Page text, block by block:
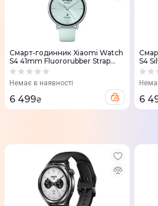
Смарт-годинник Xiaomi Watch
S4 41mm Fluororubber Strap
Мятно-зелений BHR080CGL
Немає в наявності
6 499₴
S4
6